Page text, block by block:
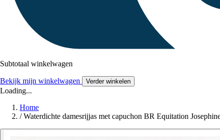
Subtotaal winkelwagen
Bekijk mijn winkelwagen Verder winkelen
Loading...
Home
/ Waterdichte damesrijjas met capuchon BR Equitation